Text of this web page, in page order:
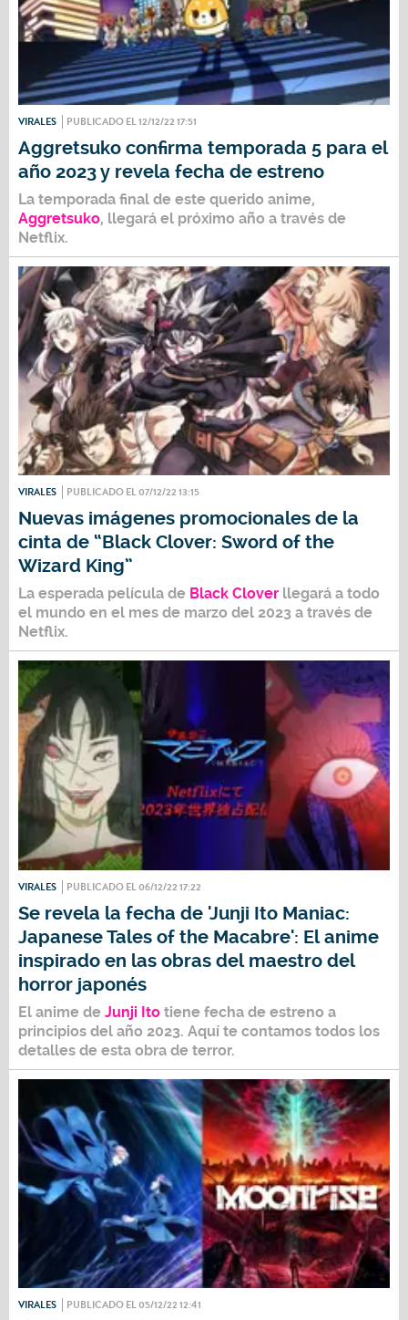
VIRALES PUBLICADO EL 12/12/22 17:51
Aggretsuko confirma temporada 5 para el
año 2023 y revela fecha de estreno
La temporada final de este querido anime,
Aggretsuko, llegará el próximo año a través de
Netflix.
VIRALES PUBLICADO EL 07/12/22 13:15
Nuevas imágenes promocionales de la
cinta de “Black Clover: Sword of the
Wizard King”
La esperada película de Black Clover llegará a todo
el mundo en el mes de marzo del 2023 a través de
Netflix.
VIRALES PUBLICADO EL 06/12/22 17:22
Se revela la fecha de 'Junji Ito Maniac:
Japanese Tales of the Macabre': El anime
inspirado en las obras del maestro del
horror japonés
El anime de Junji Ito tiene fecha de estreno a
principios del año 2023. Aquí te contamos todos los
detalles de esta obra de terror.
VIRALES PUBLICADO EL 05/12/22 12:41